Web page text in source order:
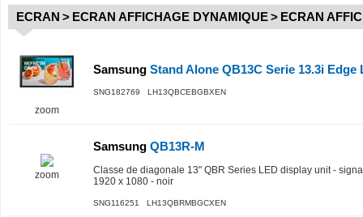
ECRAN > ECRAN AFFICHAGE DYNAMIQUE> ECRAN
zoom
Samsung Stand Alone QB13C Serie 13.3i Edge
SNG182769 LH13QBCEBGBXEN
zoom
Samsung QB13R-M
Classe de diagonale 13" QBR Series LED display unit -
1920 x 1080 - noir
SNG116251 LH13QBRMBGCXEN